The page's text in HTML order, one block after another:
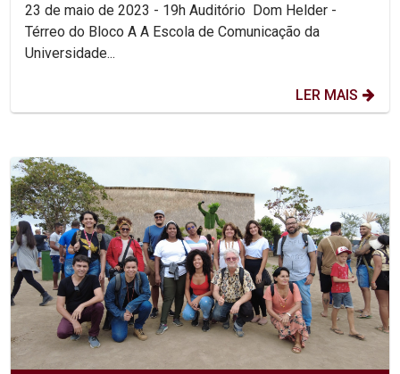
23 de maio de 2023 - 19h Auditório Dom Helder -
Térreo do Bloco A A Escola de Comunicação da
Universidade...
LER MAIS